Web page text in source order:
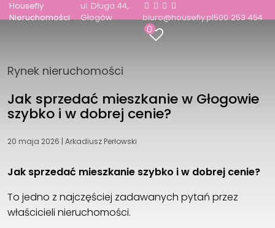
Housefly
Nieruchomości
ul. Długa 44
Głogów
biuro@housefly.pl500 253 454
0
Rynek nieruchomości
Jak sprzedać mieszkanie w Głogowie
szybko i w dobrej cenie?
20 maja 2026 | Arkadiusz Perłowski
Jak sprzedać mieszkanie szybko i w dobrej cenie?
To jedno z najczęściej zadawanych pytań przez
właścicieli nieruchomości.